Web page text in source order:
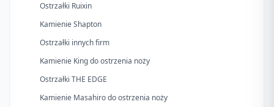
Ostrzałki Ruixin
Kamienie Shapton
Ostrzałki innych firm
Kamienie King do ostrzenia noży
Ostrzałki THE EDGE
Kamienie Masahiro do ostrzenia noży